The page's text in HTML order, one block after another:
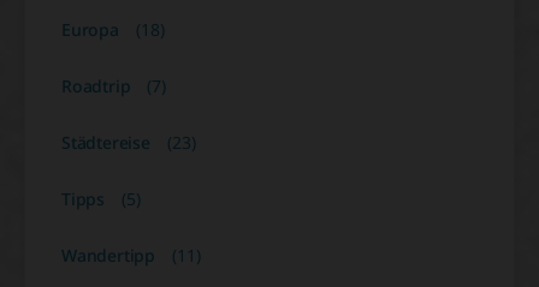
Europa (18)
Roadtrip (7)
Städtereise (23)
Tipps (5)
Wandertipp (11)